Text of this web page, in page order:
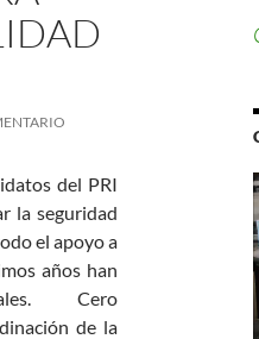
del PRI
la seguridad
el apoyo a
años han
Cero
de la